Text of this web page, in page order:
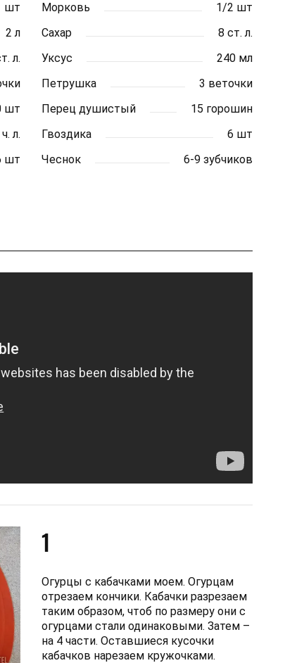
шт Морковь
1/2 шт
2 л Сахар
8 ст. л.
л. Уксус
240 мл
Петрушка
3 веточки
шт Перец душистый
15 горошин
л. Гвоздика
6 шт
шт Чеснок 6-9 зубчиков
1
Огурцы с кабачками моем. Огурцам
отрезаем кончики. Кабачки разрезаем
таким образом, чтоб по размеру они с
огурцами стали одинаковыми. Затем –
на 4 части. Оставшиеся кусочки
кабачков нарезаем кружочками.